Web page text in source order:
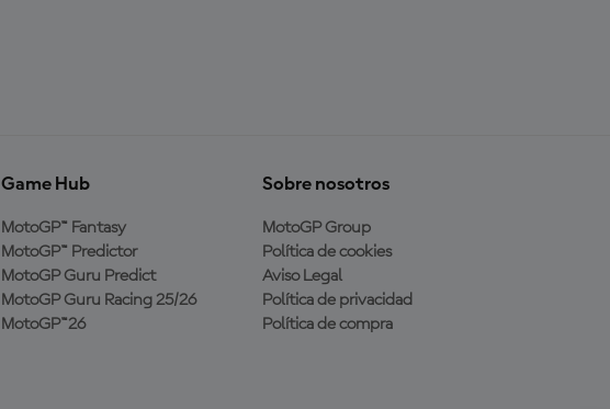
Game Hub
MotoGP™ Fantasy
MotoGP™ Predictor
MotoGP Guru Predict
MotoGP Guru Racing 25/26
MotoGP™26
Sobre nosotros
MotoGP Group
Política de cookies
Aviso Legal
Política de privacidad
Política de compra